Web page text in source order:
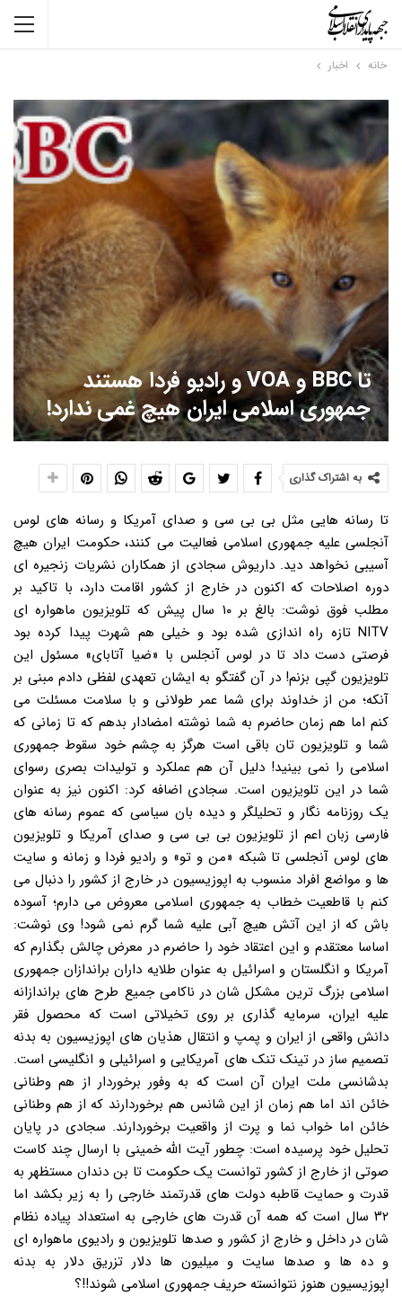
خانه اخبار
تا BBC و VOA و رادیو فردا هستند
جمهوری اسلامی ایران هیچ غمی ندارد!
به اشتراک گذاری
تا رسانه هایی مثل بی بی سی و صدای آمریکا و رسانه های لوس
آنجلسی علیه جمهوری اسلامی فعالیت می کنند، حکومت ایران هیچ
آسیبی نخواهد دید. داریوش سجادی از همکاران نشریات زنجیره ای
دوره اصلاحات که اکنون در خارج از کشور اقامت دارد، با تاکید بر
مطلب فوق نوشت: بالغ بر ۱۰ سال پیش که تلویزیون ماهواره ای
NITV تازه راه اندازی شده بود و خیلی هم شهرت پیدا کرده بود
فرصتی دست داد تا در لوس آنجلس با «ضیا آتابای» مسئول این
تلویزیون گپی بزنم! در آن گفتگو به ایشان تعهدی لفظی دادم مبنی بر
آنکه؛ من از خداوند برای شما عمر طولانی و با سلامت مسئلت می
کنم اما هم زمان حاضرم به شما نوشته امضادار بدهم که تا زمانی که
شما و تلویزیون تان باقی است هرگز به چشم خود سقوط جمهوری
اسلامی را نمی بینید! دلیل آن هم عملکرد و تولیدات بصری رسوای
شما در این تلویزیون است. سجادی اضافه کرد: اکنون نیز به عنوان
یک روزنامه نگار و تحلیلگر و دیده بان سیاسی که عموم رسانه های
فارسی زبان اعم از تلویزیون بی بی سی و صدای آمریکا و تلویزیون
های لوس آنجلسی تا شبکه «من و تو» و رادیو فردا و زمانه و سایت
ها و مواضع افراد منسوب به اپوزیسیون در خارج از کشور را دنبال می
کنم با قاطعیت خطاب به جمهوری اسلامی معروض می دارم؛ آسوده
باش که از این آتش هیچ آبی علیه شما گرم نمی شود! وی نوشت:
اساسا معتقدم و این اعتقاد خود را حاضرم در معرض چالش بگذارم که
آمریکا و انگلستان و اسرائیل به عنوان طلایه داران براندازان جمهوری
اسلامی بزرگ ترین مشکل شان در ناکامی جمیع طرح های براندازانه
علیه ایران، سرمایه گذاری بر روی تخیلاتی است که محصول فقر
دانش واقعی از ایران و پمپ و انتقال هذیان های اپوزیسیون به بدنه
تصمیم ساز در تینک تنک های آمریکایی و اسرائیلی و انگلیسی است.
بدشانسی ملت ایران آن است که به وفور برخوردار از هم وطنانی
خائن اند اما هم زمان از این شانس هم برخوردارند که از هم وطنانی
خائن اما خواب نما و پرت از واقعیت برخوردارند. سجادی در پایان
تحلیل خود پرسیده است: چطور آیت الله خمینی با ارسال چند کاست
صوتی از خارج از کشور توانست یک حکومت تا بن دندان مستظهر به
قدرت و حمایت قاطبه دولت های قدرتمند خارجی را به زیر بکشد اما
۳۲ سال است که همه آن قدرت های خارجی به استعداد پیاده نظام
شان در داخل و خارج از کشور و صدها تلویزیون و رادیوی ماهواره ای
و ده ها و صدها سایت و میلیون ها دلار تزریق دلار به بدنه
اپوزیسیون هنوز نتوانسته حریف جمهوری اسلامی شوند!!؟